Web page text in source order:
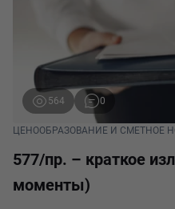
564 0
ЦЕНООБРАЗОВАНИЕ И СМЕТНОЕ
577/пр. – краткое
моменты)